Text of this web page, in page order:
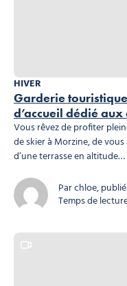
Garderie
d’accueil dédié
HIVER
Vous rêvez de profiter
de skier à Morzine, de
d’une terrasse en
Touristique Les Marmottins
chouchoutant...
Par chloe,
Temps de
Ce contenu contient